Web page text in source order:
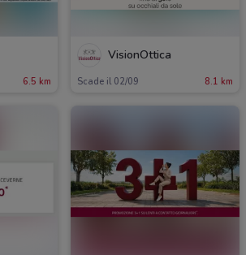
6.5 km
VisionOttica
Scade il 02/09 8.1 km